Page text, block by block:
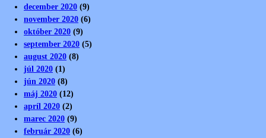
december 2020 (9)
november 2020 (6)
október 2020 (9)
september 2020 (5)
august 2020 (8)
júl 2020 (1)
jún 2020 (8)
máj 2020 (12)
apríl 2020 (2)
marec 2020 (9)
február 2020 (6)